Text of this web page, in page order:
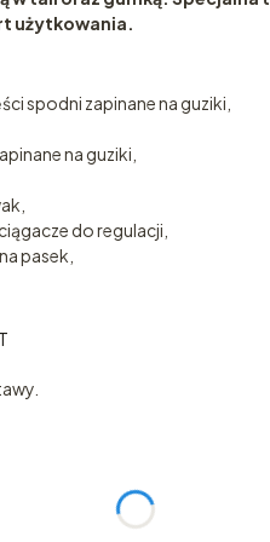
użytkowania.
spodni zapinane na guziki,
na guziki,
do regulacji,
pasek,